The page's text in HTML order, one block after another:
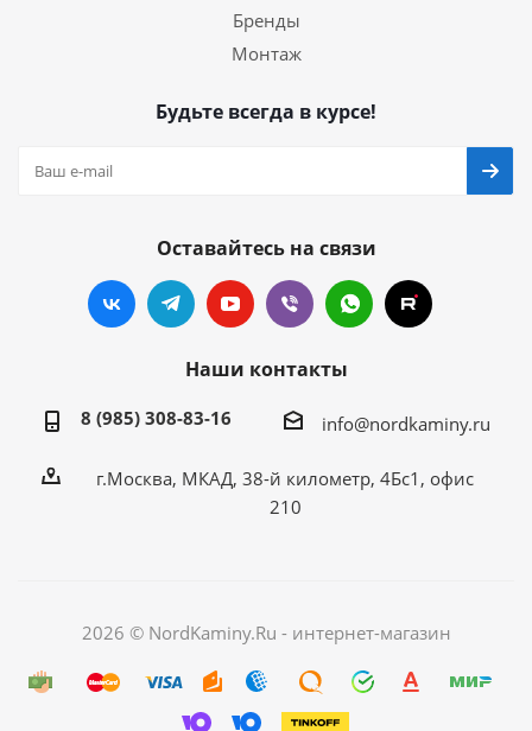
Бренды
Монтаж
Будьте всегда в курсе!
Оставайтесь на связи
Наши контакты
8 (985) 308-83-16 info@nordkaminy.ru
г.Москва, МКАД, 38-й километр, 4Бс1, офис
210
2026 © NordKaminy.Ru - интернет-магазин